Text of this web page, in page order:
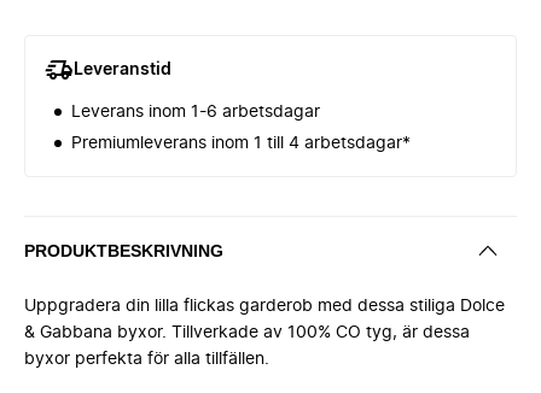
Leveranstid
Leverans inom 1-6 arbetsdagar
Premiumleverans inom 1 till 4 arbetsdagar*
PRODUKTBESKRIVNING
Uppgradera din lilla flickas garderob med dessa stiliga Dolce
& Gabbana byxor. Tillverkade av 100% CO tyg, är dessa
byxor perfekta för alla tillfällen.